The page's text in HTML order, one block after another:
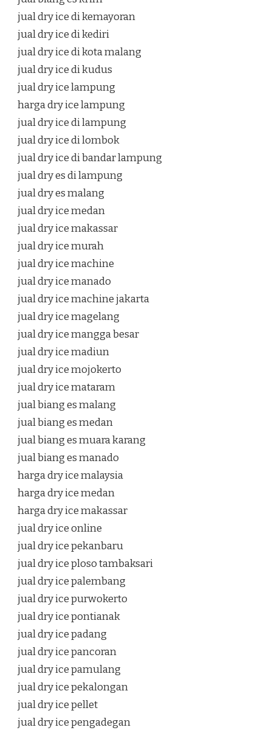
jual dry ice di kemayoran
jual dry ice di kediri
jual dry ice di kota malang
jual dry ice di kudus
jual dry ice lampung
harga dry ice lampung
jual dry ice di lampung
jual dry ice di lombok
jual dry ice di bandar lampung
jual dry es di lampung
jual dry es malang
jual dry ice medan
jual dry ice makassar
jual dry ice murah
jual dry ice machine
jual dry ice manado
jual dry ice machine jakarta
jual dry ice magelang
jual dry ice mangga besar
jual dry ice madiun
jual dry ice mojokerto
jual dry ice mataram
jual biang es malang
jual biang es medan
jual biang es muara karang
jual biang es manado
harga dry ice malaysia
harga dry ice medan
harga dry ice makassar
jual dry ice online
jual dry ice pekanbaru
jual dry ice ploso tambaksari
jual dry ice palembang
jual dry ice purwokerto
jual dry ice pontianak
jual dry ice padang
jual dry ice pancoran
jual dry ice pamulang
jual dry ice pekalongan
jual dry ice pellet
jual dry ice pengadegan